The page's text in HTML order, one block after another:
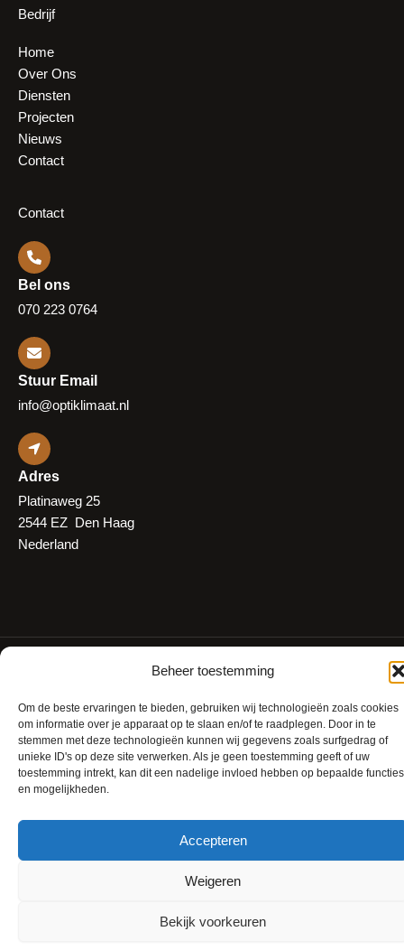
Beheer toestemming
Om de beste ervaringen te bieden, gebruiken wij technologieën zoals cookies
om informatie over je apparaat op te slaan en/of te raadplegen. Door in te
stemmen met deze technologieën kunnen wij gegevens zoals surfgedrag of
unieke ID's op deze site verwerken. Als je geen toestemming geeft of uw
toestemming intrekt, kan dit een nadelige invloed hebben op bepaalde functies
en mogelijkheden.
Accepteren
Weigeren
Bekijk voorkeuren
Bedrijf
Home
Over Ons
Diensten
Projecten
Nieuws
Contact
Contact
Bel ons
070 223 0764
Stuur Email
info@optiklimaat.nl
Adres
Platinaweg 25
2544 EZ Den Haag
Nederland
Privacyverklaring
Algemene voorwaarden
een productiesite met de sleutel opremove this banner.